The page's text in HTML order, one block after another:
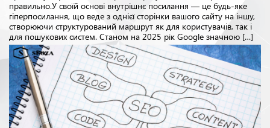
правильно.У своїй основі внутрішнє посилання — це будь-яке
гіперпосилання, що веде з однієї сторінки вашого сайту на іншу,
створюючи структурований маршрут як для користувачів, так і
для пошукових систем. Станом на 2025 рік Google значною […]